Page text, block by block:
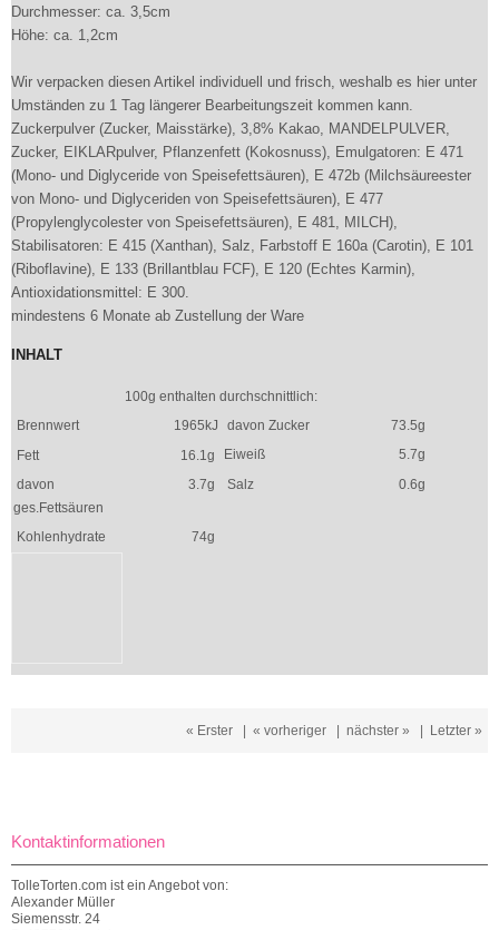
Durchmesser: ca. 3,5cm
Höhe: ca. 1,2cm
Wir verpacken diesen Artikel individuell und frisch, weshalb es hier unter
Umständen zu 1 Tag längerer Bearbeitungszeit kommen kann.
Zuckerpulver (Zucker, Maisstärke), 3,8% Kakao, MANDELPULVER,
Zucker, EIKLARpulver, Pflanzenfett (Kokosnuss), Emulgatoren: E 471
(Mono- und Diglyceride von Speisefettsäuren), E 472b (Milchsäureester
von Mono- und Diglyceriden von Speisefettsäuren), E 477
(Propylenglycolester von Speisefettsäuren), E 481, MILCH),
Stabilisatoren: E 415 (Xanthan), Salz, Farbstoff E 160a (Carotin), E 101
(Riboflavine), E 133 (Brillantblau FCF), E 120 (Echtes Karmin),
Antioxidationsmittel: E 300.
mindestens 6 Monate ab Zustellung der Ware
INHALT
100g enthalten durchschnittlich:
Brennwert
1965kJ davon Zucker
73.5g
Fett
16.1g Eiweiß
5.7g
davon
ges.Fettsäuren
3.7g Salz 0.6g
Kohlenhydrate 74g
« Erster | « vorheriger | nächster » | Letzter »
Kontaktinformationen
TolleTorten.com ist ein Angebot von:
Alexander Müller
Siemensstr. 24